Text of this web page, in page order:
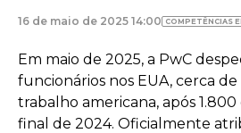
16 de maio de 2025 14:00 COMPETÊNCIAS
Em maio de 2025, a PwC
funcionários nos EUA, cerca
trabalho americana, após
final de 2024. Oficialmente